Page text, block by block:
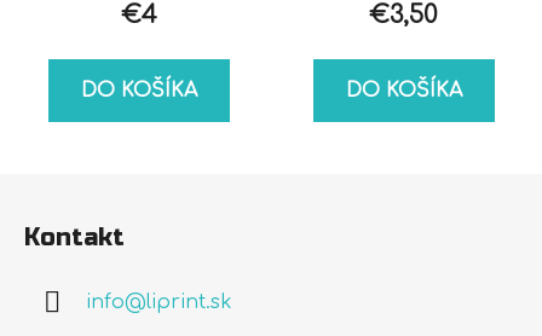
€4
DO KOŠÍKA
€3,50
DO KOŠÍKA
Kontakt
info@liprint.sk